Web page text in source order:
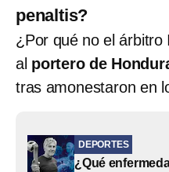
penaltis?
¿Por qué no el
al portero de
tras amonestaron en
DEPORTES
¿Qué